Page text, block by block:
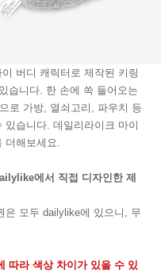
이 버디 캐릭터로 제작된 키링
습니다. 한 손에 쏙 들어오는
로 가방, 열쇠고리, 파우치 등
습니다. 데일리라이크 마이
더해보세요.
에서 직접 디자인한 제
은 모두 dailylike에 있으니, 무
따라 색상 차이가 있을 수 있